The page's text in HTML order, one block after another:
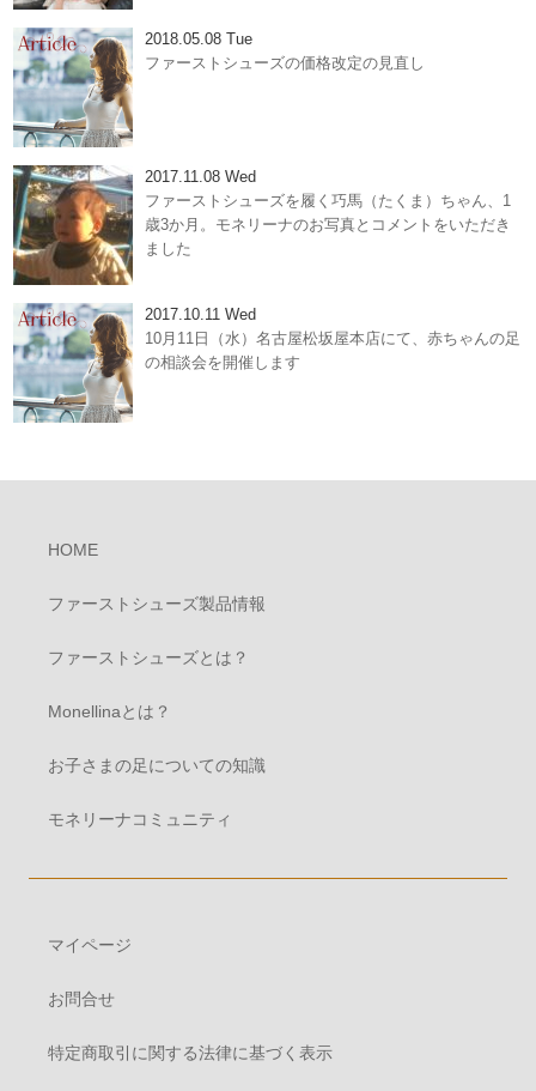
2018.05.08 Tue
ファーストシューズの価格改定の見直し
2017.11.08 Wed
ファーストシューズを履く巧馬（たくま）ちゃん、1
歳3か月。モネリーナのお写真とコメントをいただき
ました
2017.10.11 Wed
10月11日（水）名古屋松坂屋本店にて、赤ちゃんの足
の相談会を開催します
HOME
ファーストシューズ製品情報
ファーストシューズとは？
Monellinaとは？
お子さまの足についての知識
モネリーナコミュニティ
マイページ
お問合せ
特定商取引に関する法律に基づく表示